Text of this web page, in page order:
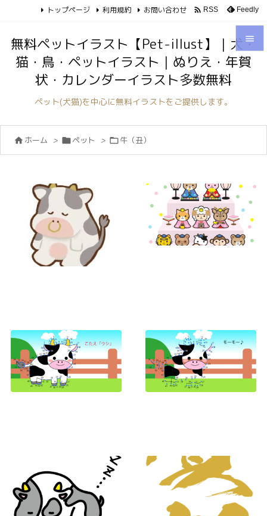




検索
トップページ 利用規約 お問い合わせ  RSS Feedly
無料ペットイラスト【Pet-illust】｜犬・
猫・鳥・ペットイラスト｜ぬりえ・年賀
状・カレンダーイラスト多数無料
ペット(犬猫)を中心に無料イラストをご提供します。
 ホーム > ペット > 牛（丑）